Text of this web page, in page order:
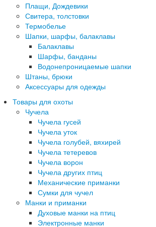
Плащи, Дождевики
Свитера, толстовки
Термобелье
Шапки, шарфы, балаклавы
Балаклавы
Шарфы, банданы
Водонепроницаемые шапки
Штаны, брюки
Аксессуары для одежды
Товары для охоты
Чучела
Чучела гусей
Чучела уток
Чучела голубей, вяхирей
Чучела тетеревов
Чучела ворон
Чучела других птиц
Механические приманки
Сумки для чучел
Манки и приманки
Духовые манки на птиц
Электронные манки